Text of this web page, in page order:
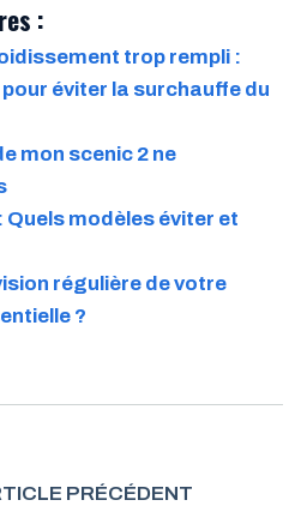
:
trop rempli :
éviter la surchauffe du
mon scenic 2 ne
Quels modèles éviter et
régulière de votre
?
PRÉCÉDENT